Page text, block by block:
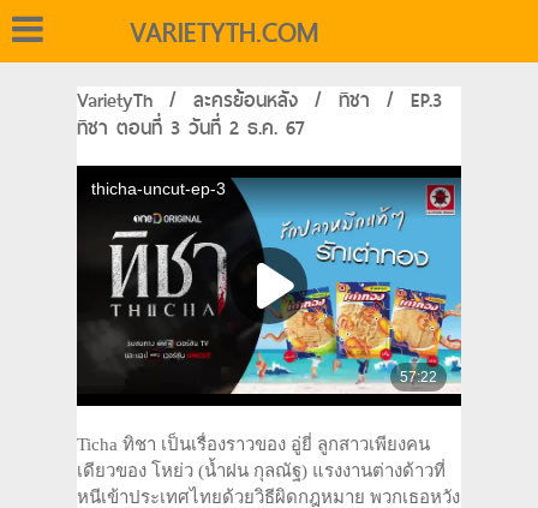
VARIETYTH.COM
VarietyTh / ละครย้อนหลัง / ทิชา / EP.3
ทิชา ตอนที่ 3 วันที่ 2 ธ.ค. 67
Ticha ทิชา เป็นเรื่องราวของ อู่ยี่ ลูกสาวเพียงคน
เดียวของ โหย่ว (น้ำฝน กุลณัฐ) แรงงานต่างด้าวที่
หนีเข้าประเทศไทยด้วยวิธีผิดกฎหมาย พวกเธอหวัง